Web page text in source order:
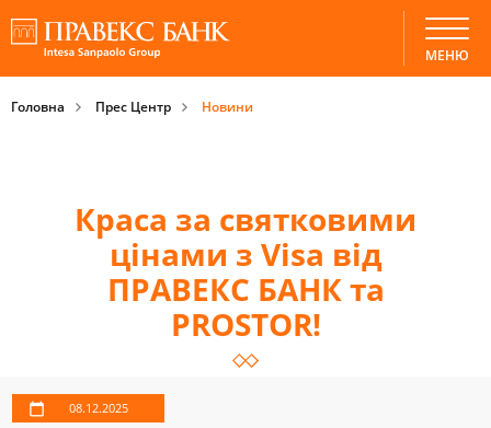
МЕНЮ
Головна Прес Центр Новини
Краса за святковими
цінами з Visa від
ПРАВЕКС БАНК та
PROSTOR!
08.12.2025